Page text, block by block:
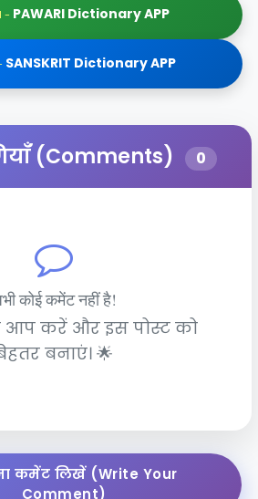
- PAWARI Dictionary APP
SANSKRIT Dictionary APP
(Comments) 0
कोई कमेंट नहीं है!
करें और इस पोस्ट को
बनाएं। 🌟
कमेंट लिखें (Write Your
Comment)